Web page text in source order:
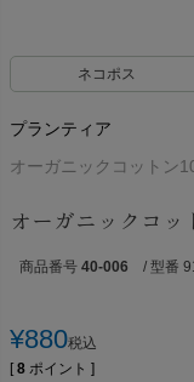
ネコポス
プランティア
オーガニックコットン
オーガニックコ
商品番号 40-006 / 型番
¥880税込
[ 8 ポイント ]